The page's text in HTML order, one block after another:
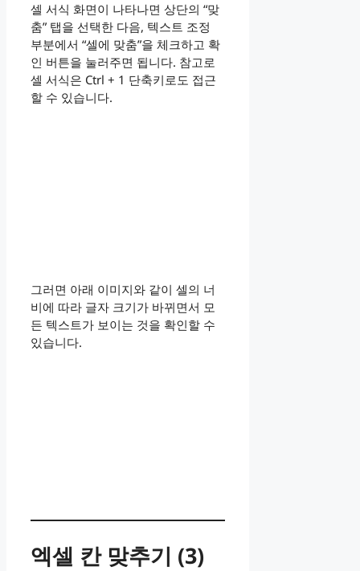
셀 서식 화면이 나타나면 상단의 “맞
춤” 탭을 선택한 다음, 텍스트 조정
부분에서 “셀에 맞춤”을 체크하고 확
인 버튼을 눌러주면 됩니다. 참고로
셀 서식은 Ctrl + 1 단축키로도 접근
할 수 있습니다.
그러면 아래 이미지와 같이 셀의 너
비에 따라 글자 크기가 바뀌면서 모
든 텍스트가 보이는 것을 확인할 수
있습니다.
​​엑셀 칸 맞추기 (3)